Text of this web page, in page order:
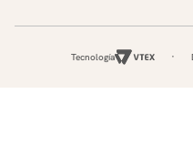
Tecnología